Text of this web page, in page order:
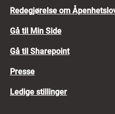
Redegjørelse om
Gå til Min Side
Gå til Sharepoint
Presse
Ledige stillinger